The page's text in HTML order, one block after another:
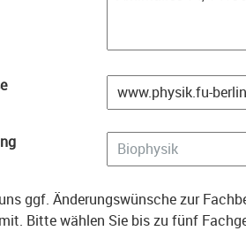
ggf. Änderungswünsche zur
Bitte wählen Sie bis zu fünf